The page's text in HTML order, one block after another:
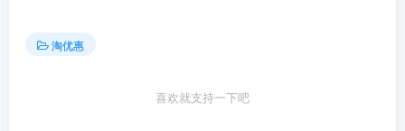
淘优惠
喜欢就支持一下吧